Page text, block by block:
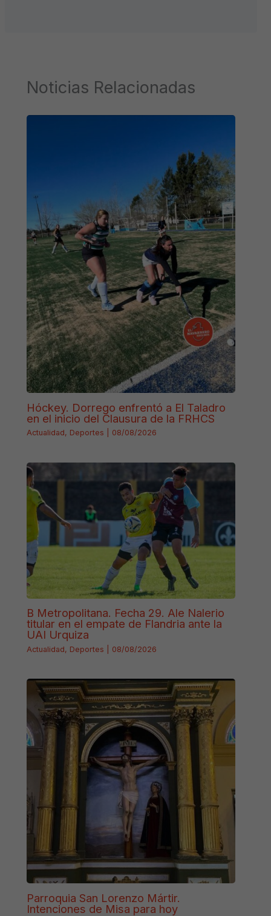
Noticias Relacionadas
Hóckey. Dorrego enfrentó a El Taladro
en el inicio del Clausura de la FRHCS
Actualidad, Deportes 08/08/2026
B Metropolitana. Fecha 29. Ale Nalerio
titular en el empate de Flandria ante la
UAI Urquiza
Actualidad, Deportes 08/08/2026
Parroquia San Lorenzo Mártir.
Intenciones de Misa para hoy